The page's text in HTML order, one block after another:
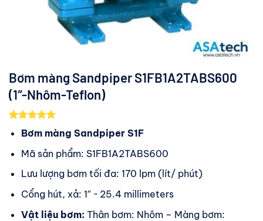
Bơm màng Sandpiper S1FB1A2TABS600
(1″-Nhôm-Teflon)
5.00trên 5
dựa trên
Bơm màng Sandpiper S1F
Mã sản phẩm: S1FB1A2TABS600
Lưu lượng bơm tối đa: 170 lpm (lít/ phút)
Cổng hút, xả: 1″ ~ 25.4 millimeters
Vật liệu bơm: Thân bơm: Nhôm – Màng bơm: